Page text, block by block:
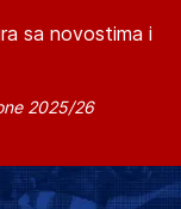
sa novostima i
2025/26